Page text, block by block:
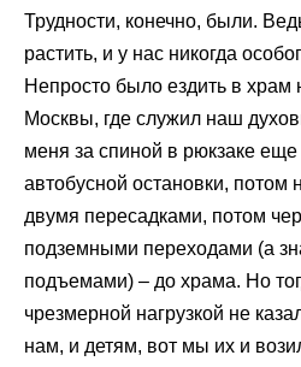
Трудности, конечно, были.
растить, и у нас никогда
Непросто было ездить в храм
Москвы, где служил наш
меня за спиной в рюкзаке
автобусной остановки, потом
двумя пересадками, потом
подземными переходами (а
подъемами) – до храма. Но
чрезмерной нагрузкой не
нам, и детям, вот мы их и